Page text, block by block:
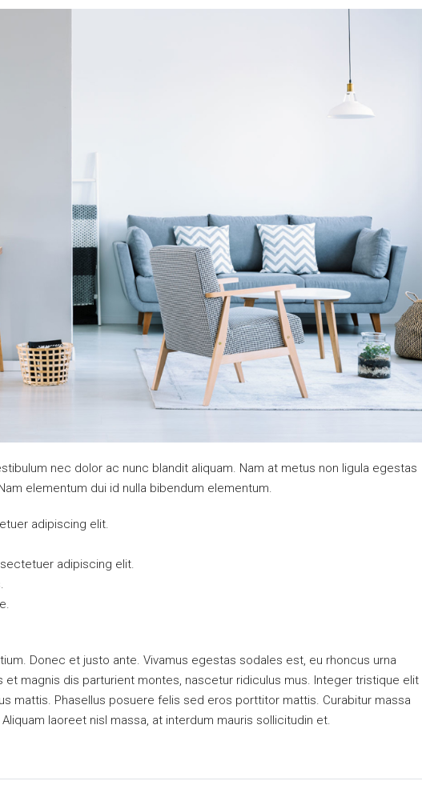
nec dolor ac nunc blandit aliquam. Nam at metus non ligula egestas
elementum dui id nulla bibendum elementum.
adipiscing elit.
adipiscing elit.
Donec et justo ante. Vivamus egestas sodales est, eu rhoncus urna
magnis dis parturient montes, nascetur ridiculus mus. Integer tristique elit
mattis. Phasellus posuere felis sed eros porttitor mattis. Curabitur massa
laoreet nisl massa, at interdum mauris sollicitudin et.